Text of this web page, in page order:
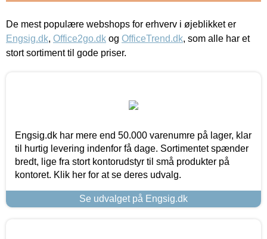
De mest populære webshops for erhverv i øjeblikket er
Engsig.dk, Office2go.dk og OfficeTrend.dk, som alle har et
stort sortiment til gode priser.
Engsig.dk har mere end 50.000 varenumre på lager, klar
til hurtig levering indenfor få dage. Sortimentet spænder
bredt, lige fra stort kontorudstyr til små produkter på
kontoret. Klik her for at se deres udvalg.
Se udvalget på Engsig.dk